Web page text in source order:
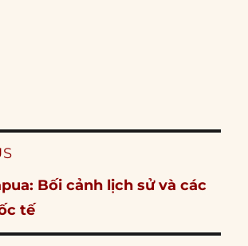
Bối cảnh lịch sử và các
tế